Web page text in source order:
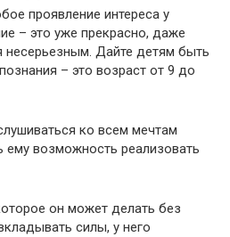
проявление интереса у
– это уже прекрасно, даже
несерьезным. Дайте детям быть
– это возраст от 9 до
ко всем мечтам
ему возможность реализовать
он может делать без
силы, у него